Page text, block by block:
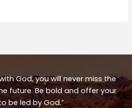
God, you will never miss the
future. Be bold and offer your
be led by God.”